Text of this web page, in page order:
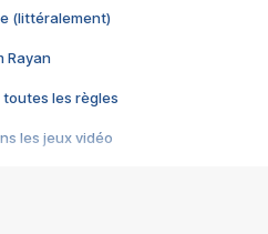
(littéralement)
Rayan
toutes les règles
les jeux vidéo